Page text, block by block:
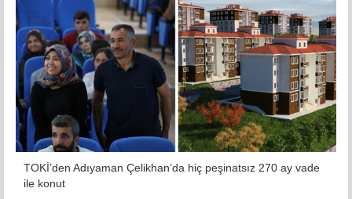
TOKİ’den Adıyaman Çelikhan’da hiç peşinatsız 270 ay vade
ile konut